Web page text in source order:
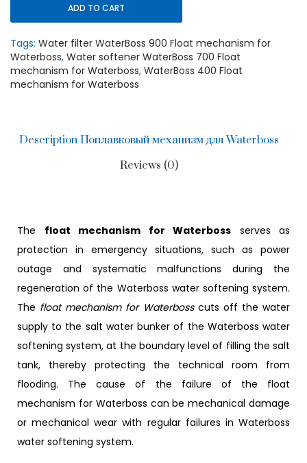
ADD TO CART
Tags: Water filter WaterBoss 900 Float mechanism for
Waterboss, Water softener WaterBoss 700 Float
mechanism for Waterboss, WaterBoss 400 Float
mechanism for Waterboss
Description Поплавковый механизм для Waterboss
Reviews (0)
The float mechanism for Waterboss serves as
protection in emergency situations, such as power
outage and systematic malfunctions during the
regeneration of the Waterboss water softening system.
The float mechanism for Waterbosscuts off the water
supply to the salt water bunker of the Waterboss water
softening system, at the boundary level of filling the salt
tank, thereby protecting the technical room from
flooding. The cause of the failure of the float
mechanism for Waterboss can be mechanical damage
or mechanical wear with regular failures in Waterboss
water softening system.